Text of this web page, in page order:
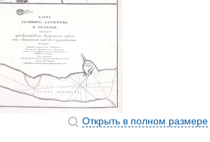
Открыть в полном размере